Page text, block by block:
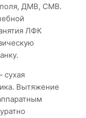
поля, ДМВ, СМВ.
ЛФК
Вытяжение